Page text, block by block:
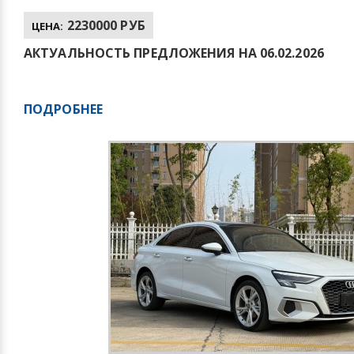
ЦЕНА: 2230000 РУБ
АКТУАЛЬНОСТЬ ПРЕДЛОЖЕНИЯ НА 06.02.2026
ПОДРОБНЕЕ